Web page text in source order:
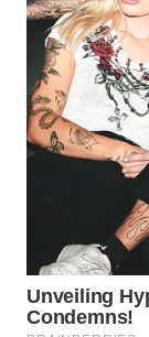
WN
KEPULAUAN
SERIBU
WN
TANGERANG
BINJAI
WN
CIREBON